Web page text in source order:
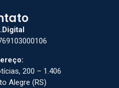
200 – 1.406
Alegre (RS)